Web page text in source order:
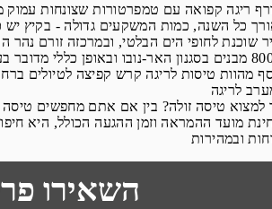
שוכנת לחופי הים הבלטי, ובמרכזה זורם
מהוות טיסות לריגה קרש קפיצה לטיולים
למצוא טיסה זולה? בין אם אתם מחפשים טיסה
מועד ההמראה וזמן ההגעה הכולל, היא
השאירו